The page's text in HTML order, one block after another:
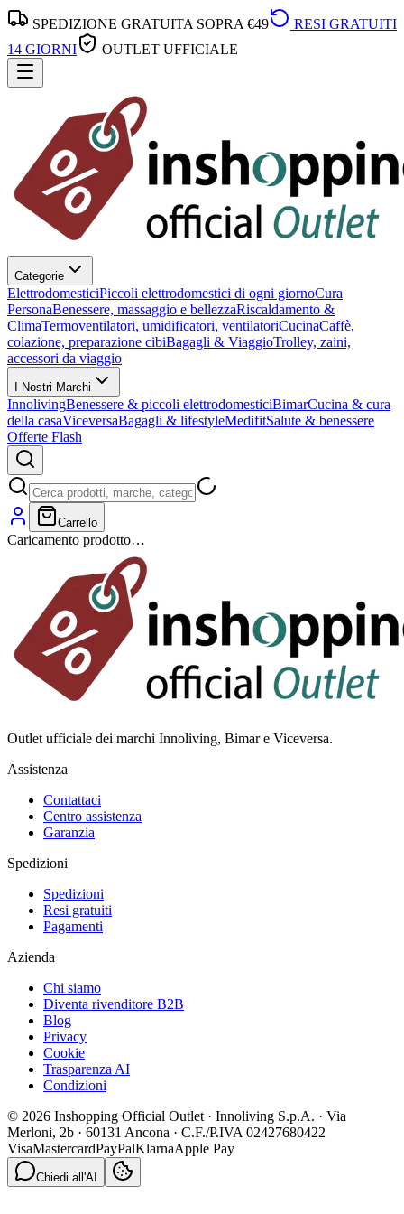
SPEDIZIONE GRATUITA SOPRA €49
RESI GRATUITI
14 GIORNI
OUTLET UFFICIALE
Categorie
ElettrodomesticiPiccoli elettrodomestici di ogni giornoCura
PersonaBenessere, massaggio e bellezzaRiscaldamento &
ClimaTermoventilatori, umidificatori, ventilatoriCucinaCaffè,
colazione, preparazione cibiBagagli & ViaggioTrolley, zaini,
accessori da viaggio
I Nostri Marchi
InnolivingBenessere & piccoli elettrodomesticiBimarCucina & cura
della casaViceversaBagagli & lifestyleMedifitSalute & benessere
Offerte Flash
Carrello
Caricamento prodotto…
Outlet ufficiale dei marchi Innoliving, Bimar e Viceversa.
Assistenza
Contattaci
Centro assistenza
Garanzia
Spedizioni
Spedizioni
Resi gratuiti
Pagamenti
Azienda
Chi siamo
Diventa rivenditore B2B
Blog
Privacy
Cookie
Trasparenza AI
Condizioni
© 2026 Inshopping Official Outlet · Innoliving S.p.A. · Via
Merloni, 2b · 60131 Ancona · C.F./P.IVA 02427680422
VisaMastercardPayPalKlarnaApple Pay
Chiedi all'AI